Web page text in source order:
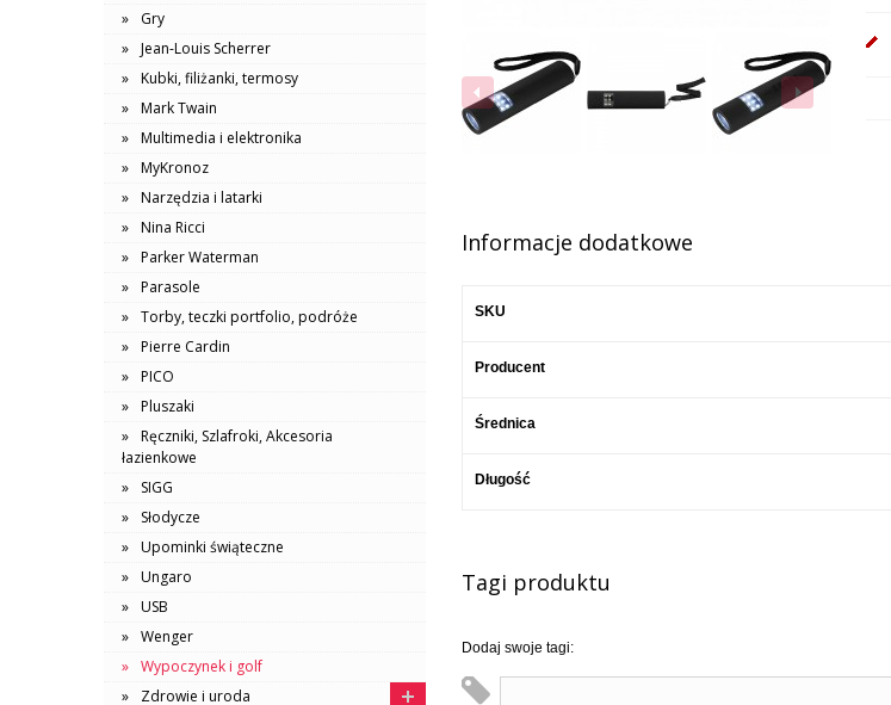
Informacje dodatkowe
SKU
Producent
Średnica
Długość
Tagi produktu
Dodaj swoje tagi:
Gry
Jean-Louis Scherrer
Kubki, filiżanki, termosy
Mark Twain
Multimedia i elektronika
MyKronoz
Narzędzia i latarki
Nina Ricci
Parker Waterman
Parasole
Torby, teczki portfolio, podróże
Pierre Cardin
PICO
Pluszaki
Ręczniki, Szlafroki, Akcesoria
łazienkowe
SIGG
Słodycze
Upominki świąteczne
Ungaro
USB
Wenger
Wypoczynek i golf
Zdrowie i uroda